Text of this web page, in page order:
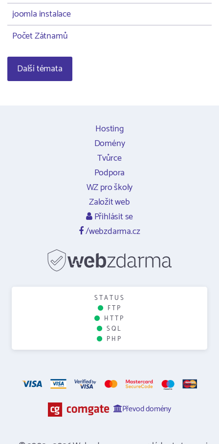
joomla instalace
Počet Zátnamů
Další témata
Hosting
Domény
Tvůrce
Podpora
WZ pro školy
Založit web
Přihlásit se
/webzdarma.cz
STATUS
FTP
HTTP
SQL
PHP
Převod domény